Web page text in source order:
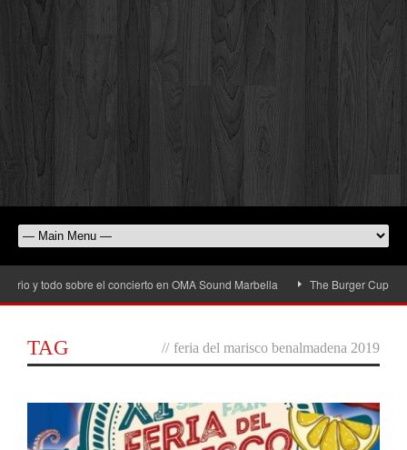
y todo sobre el concierto en OMA Sound Marbella The Burger Cup llega
TAG // feria del marisco benalmadena 2019